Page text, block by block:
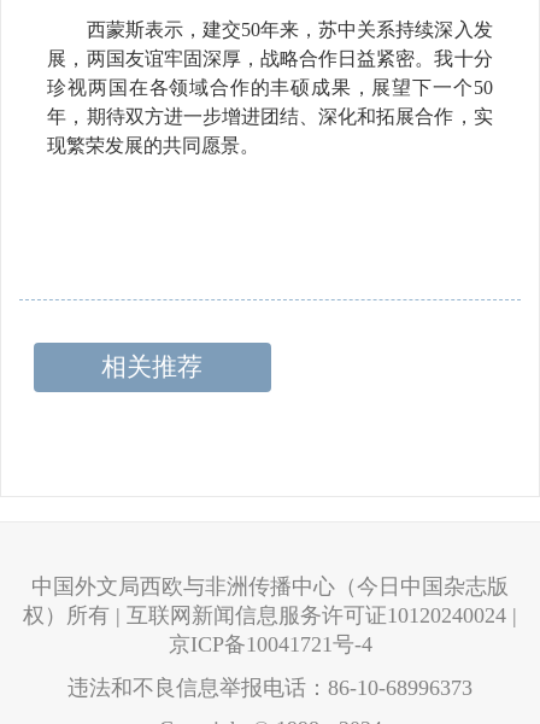
西蒙斯表示，建交50年来，苏中关系持续深入发
展，两国友谊牢固深厚，战略合作日益紧密。我十分
珍视两国在各领域合作的丰硕成果，展望下一个50
年，期待双方进一步增进团结、深化和拓展合作，实
现繁荣发展的共同愿景。
相关推荐
中国外文局西欧与非洲传播中心（今日中国杂志版
权）所有 | 互联网新闻信息服务许可证10120240024 |
京ICP备10041721号-4
违法和不良信息举报电话：86-10-68996373